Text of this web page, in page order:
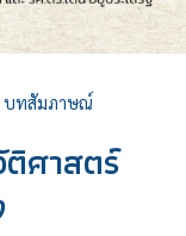
บทสัมภาษณ์
ศาสตร์